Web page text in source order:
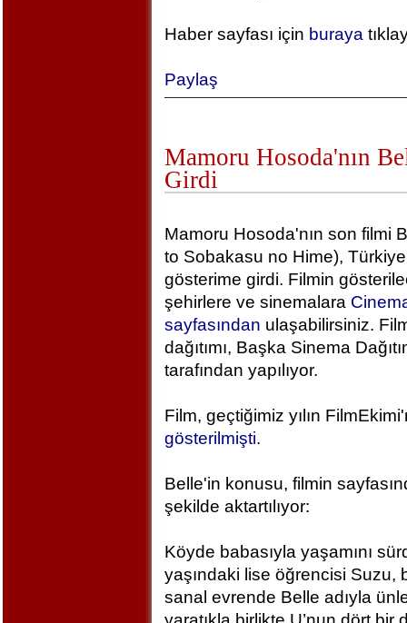
Haber sayfası için buraya
Paylaş
Mamoru Hosoda'nın
Girdi
Mamoru Hosoda'nın son filmi
to Sobakasu no Hime),
gösterime girdi. Filmin
şehirlere ve sinemalara
sayfasından ulaşabilirsiniz.
dağıtımı, Başka Sinema
tarafından yapılıyor.
Film, geçtiğimiz yılın
gösterilmişti.
Belle'in konusu, filmin
şekilde aktartılıyor:
Köyde babasıyla yaşamını
yaşındaki lise öğrencisi Suzu,
sanal evrende Belle adıyla